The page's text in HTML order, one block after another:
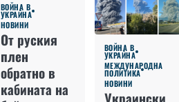
ВОЙНА В
УКРАЙНА
НОВИНИ
От руския
плен
обратно в
кабината на
ВОЙНА В
УКРАЙНА
МЕЖДУНАРОДНА
ПОЛИТИКА
НОВИНИ